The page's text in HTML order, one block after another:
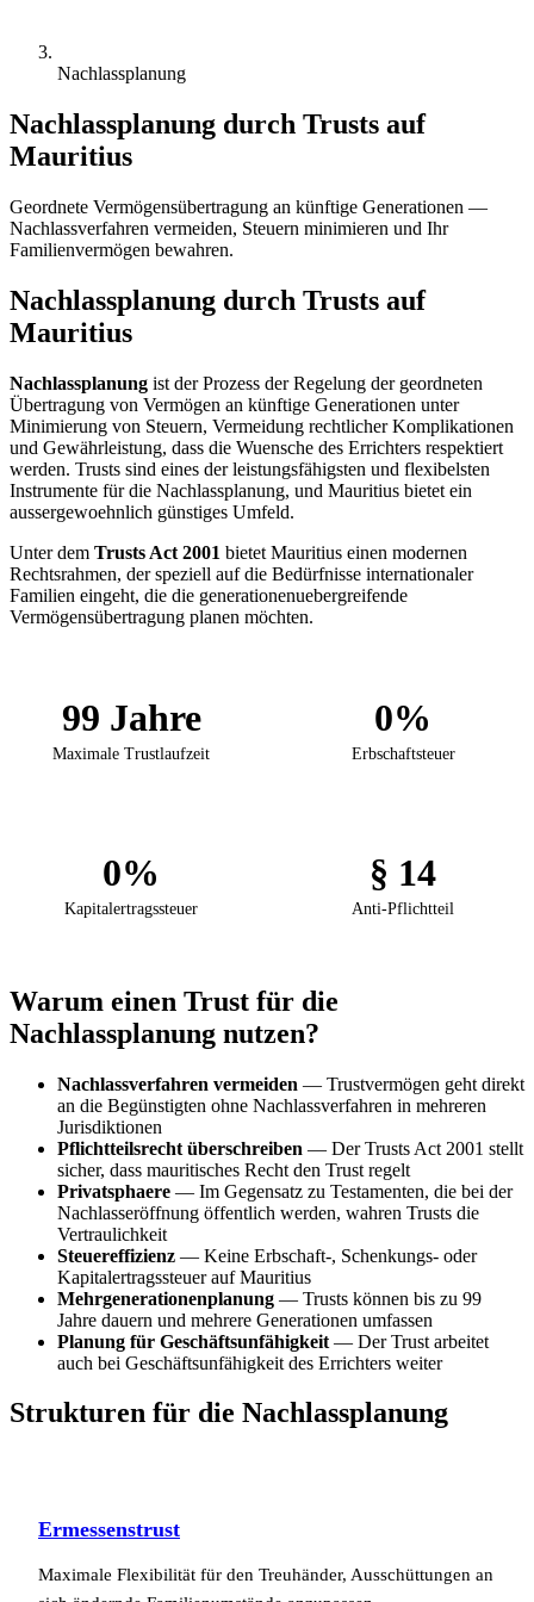
Nachlassplanung
Nachlassplanung durch Trusts auf
Mauritius
Geordnete Vermögensübertragung an künftige Generationen —
Nachlassverfahren vermeiden, Steuern minimieren und Ihr
Familienvermögen bewahren.
Nachlassplanung durch Trusts auf
Mauritius
Nachlassplanung ist der Prozess der Regelung der geordneten
Übertragung von Vermögen an künftige Generationen unter
Minimierung von Steuern, Vermeidung rechtlicher Komplikationen
und Gewährleistung, dass die Wuensche des Errichters respektiert
werden. Trusts sind eines der leistungsfähigsten und flexibelsten
Instrumente für die Nachlassplanung, und Mauritius bietet ein
aussergewoehnlich günstiges Umfeld.
Unter dem Trusts Act 2001 bietet Mauritius einen modernen
Rechtsrahmen, der speziell auf die Bedürfnisse internationaler
Familien eingeht, die die generationenuebergreifende
Vermögensübertragung planen möchten.
99 Jahre
Maximale Trustlaufzeit
0%
Erbschaftsteuer
0%
Kapitalertragssteuer
§ 14
Anti-Pflichtteil
Warum einen Trust für die
Nachlassplanung nutzen?
Nachlassverfahren vermeiden — Trustvermögen geht direkt
an die Begünstigten ohne Nachlassverfahren in mehreren
Jurisdiktionen
Pflichtteilsrecht überschreiben — Der Trusts Act 2001 stellt
sicher, dass mauritisches Recht den Trust regelt
Privatsphaere — Im Gegensatz zu Testamenten, die bei der
Nachlasseröffnung öffentlich werden, wahren Trusts die
Vertraulichkeit
Steuereffizienz — Keine Erbschaft-, Schenkungs- oder
Kapitalertragssteuer auf Mauritius
Mehrgenerationenplanung — Trusts können bis zu 99
Jahre dauern und mehrere Generationen umfassen
Planung für Geschäftsunfähigkeit — Der Trust arbeitet
auch bei Geschäftsunfähigkeit des Errichters weiter
Strukturen für die Nachlassplanung
Ermessenstrust
Maximale Flexibilität für den Treuhänder, Ausschüttungen an